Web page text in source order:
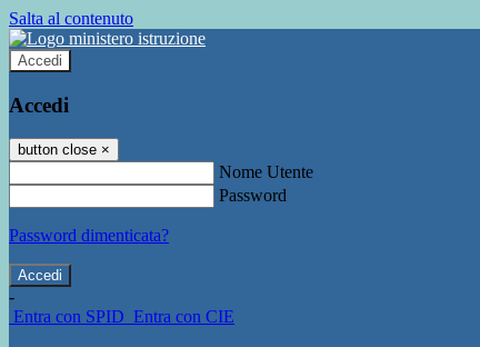
Salta al contenuto
Accedi
Accedi
button close ×
Nome Utente
Password
Password dimenticata?
-
Entra con SPID Entra con CIE